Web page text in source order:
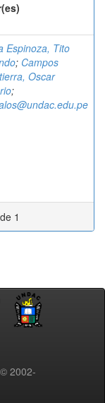
Espinoza, Tito
; Campos
Oscar
;
1
2002-